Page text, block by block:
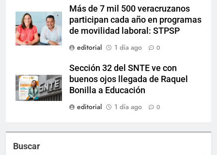
Más de 7 mil 500 veracruzanos
participan cada año en programas
de movilidad laboral: STPSP
editorial
1 día ago 0
Sección 32 del SNTE ve con
buenos ojos llegada de Raquel
Bonilla a Educación
editorial
1 día ago 0
Buscar